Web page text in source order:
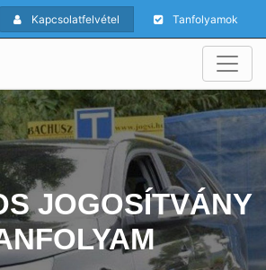
Kapcsolatfelvétel Tanfolyamok
JOGOSÍTVÁNY